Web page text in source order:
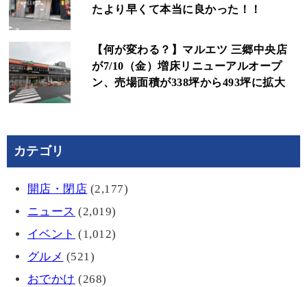
たより早くて本当に良かった！！
【何が変わる？】マルエツ 三郷中央店
が7/10（金）増床リニューアルオープ
ン、売場面積が338坪から493坪に拡大
カテゴリ
開店・閉店 (2,177)
ニュース (2,019)
イベント (1,012)
グルメ (521)
おでかけ (268)